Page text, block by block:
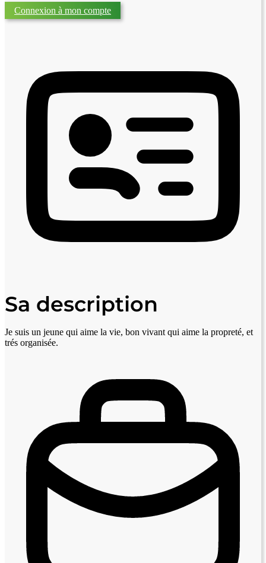
Connexion à mon compte
Sa description
Je suis un jeune qui aime la vie, bon vivant qui aime la propreté, et
trés organisée.